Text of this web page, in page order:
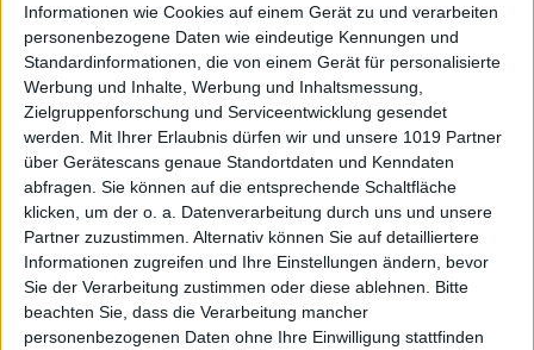
Informationen wie Cookies auf einem Gerät zu und verarbeiten
personenbezogene Daten wie eindeutige Kennungen und
Standardinformationen, die von einem Gerät für personalisierte
Werbung und Inhalte, Werbung und Inhaltsmessung,
Zielgruppenforschung und Serviceentwicklung gesendet
werden.
Mit Ihrer Erlaubnis dürfen wir und unsere 1019 Partner
über Gerätescans genaue Standortdaten und Kenndaten
abfragen. Sie können auf die entsprechende Schaltfläche
klicken, um der o. a. Datenverarbeitung durch uns und unsere
Partner zuzustimmen. Alternativ können Sie auf detailliertere
Informationen zugreifen und Ihre Einstellungen ändern, bevor
Sie der Verarbeitung zustimmen oder diese ablehnen.
Bitte
beachten Sie, dass die Verarbeitung mancher
personenbezogenen Daten ohne Ihre Einwilligung stattfinden